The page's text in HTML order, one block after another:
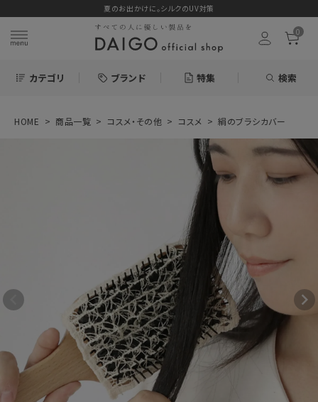
夏のお出かけに。シルクのUV対策
0
カテゴリ ブランド 特集 検索
search
絹のブラシカバー
新着＆再入荷商品
カテゴリーから探す
HOME 商品一覧 コスメ・その他 コスメ 絹のブラシカバー